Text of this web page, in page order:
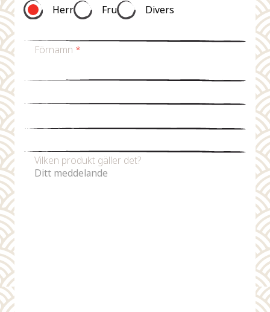
Herr Fru Divers
Förnamn *
Vilken produkt gäller det?